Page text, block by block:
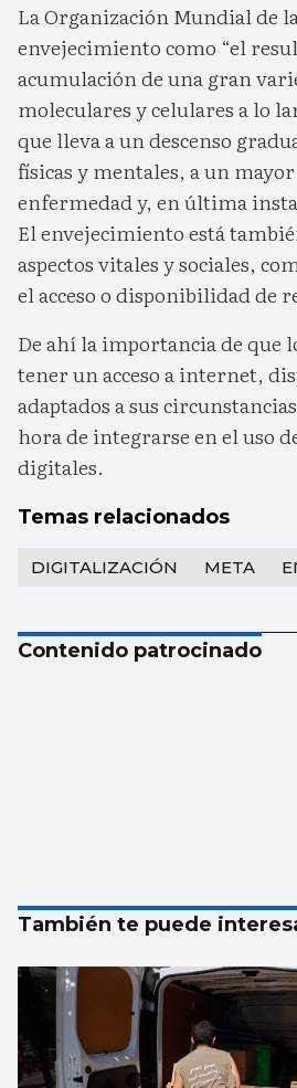
La Organización Mundial de
envejecimiento como “el
acumulación de una gran
moleculares y celulares a lo
que lleva a un descenso
físicas y mentales, a un
enfermedad y, en última
El envejecimiento está
aspectos vitales y sociales,
el acceso o disponibilidad de
De ahí la importancia de que
tener un acceso a internet,
adaptados a sus
hora de integrarse en el uso
digitales.
Temas relacionados
DIGITALIZACIÓN META
Contenido patrocinado
También te puede